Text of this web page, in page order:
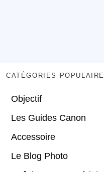
CATÉGORIES
Objectif
Les Guides Canon
Accessoire
Le Blog Photo